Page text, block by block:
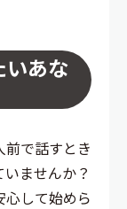
いあな
前で話すとき
ませんか？
して始めら